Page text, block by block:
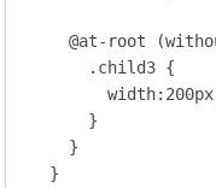
@at-root
.child3 {
width: 200
      }
    }
  }